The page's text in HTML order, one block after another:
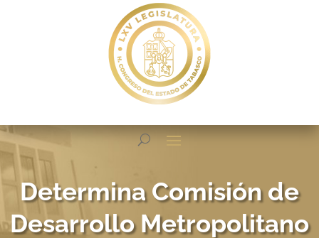
Determina Comisión de
Desarrollo Metropolitano